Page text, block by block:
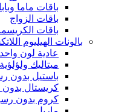
باقات ماما وبابا
باقات الزواج
باقات
بالونات الهيليوم
عادية لون واحد
ميتاليك
باستيل بدون
كريستال
كروم بدون